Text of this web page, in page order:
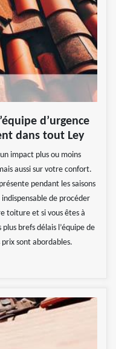
d’urgence
dans tout Ley
impact plus ou moins
aussi sur votre confort.
pendant les saisons
de procéder
toiture et si vous êtes à
brefs délais l’équipe de
prix sont abordables.